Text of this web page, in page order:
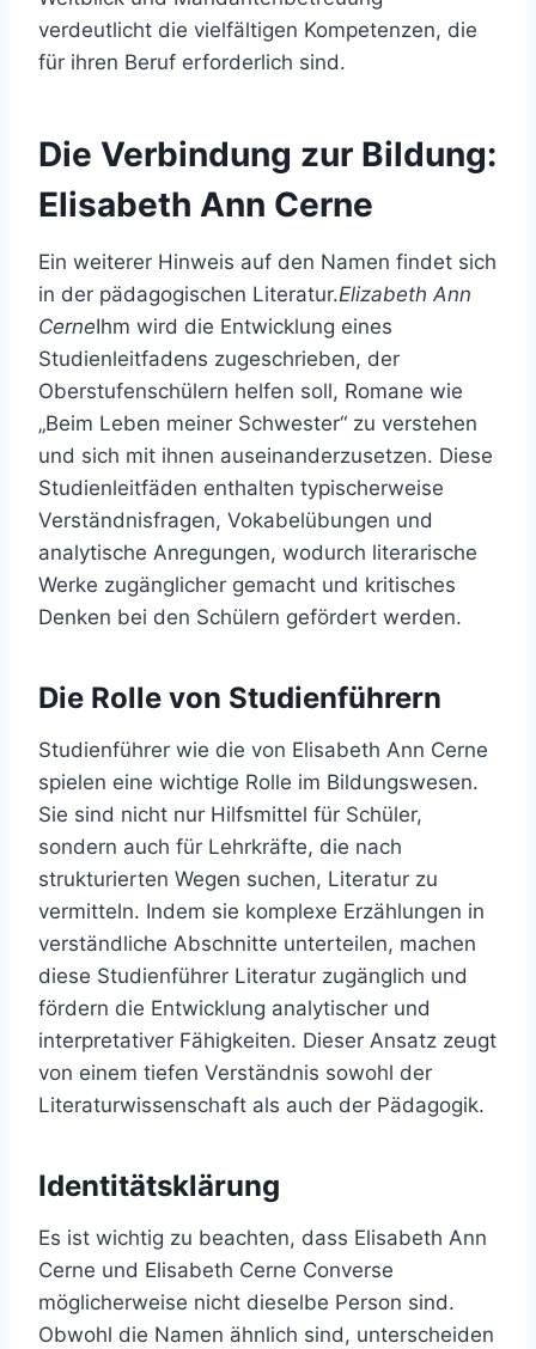
verdeutlicht die vielfältigen Kompetenzen, die
für ihren Beruf erforderlich sind.
Die Verbindung zur Bildung:
Elisabeth Ann Cerne
Ein weiterer Hinweis auf den Namen findet sich
in der pädagogischen Literatur.Elizabeth Ann
CerneIhm wird die Entwicklung eines
Studienleitfadens zugeschrieben, der
Oberstufenschülern helfen soll, Romane wie
„Beim Leben meiner Schwester“ zu verstehen
und sich mit ihnen auseinanderzusetzen. Diese
Studienleitfäden enthalten typischerweise
Verständnisfragen, Vokabelübungen und
analytische Anregungen, wodurch literarische
Werke zugänglicher gemacht und kritisches
Denken bei den Schülern gefördert werden.
Die Rolle von Studienführern
Studienführer wie die von Elisabeth Ann Cerne
spielen eine wichtige Rolle im Bildungswesen.
Sie sind nicht nur Hilfsmittel für Schüler,
sondern auch für Lehrkräfte, die nach
strukturierten Wegen suchen, Literatur zu
vermitteln. Indem sie komplexe Erzählungen in
verständliche Abschnitte unterteilen, machen
diese Studienführer Literatur zugänglich und
fördern die Entwicklung analytischer und
interpretativer Fähigkeiten. Dieser Ansatz zeugt
von einem tiefen Verständnis sowohl der
Literaturwissenschaft als auch der Pädagogik.
Identitätsklärung
Es ist wichtig zu beachten, dass Elisabeth Ann
Cerne und Elisabeth Cerne Converse
möglicherweise nicht dieselbe Person sind.
Obwohl die Namen ähnlich sind, unterscheiden